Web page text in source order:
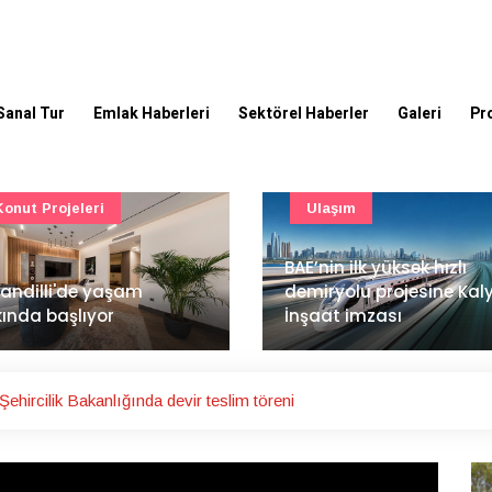
Tur Emlak Haberleri Sektörel Haberler Galeri
ilk yüksek hızlı
projesine Kalyon
imzası
Mimarlık ve mühendislik
projeleri e-PYS ile dijital
ortama taşınacak
Güncel
Bakanlığında devir teslim töreni